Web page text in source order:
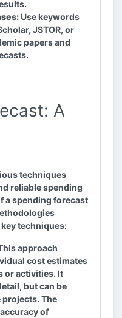
Use keywords
JSTOR, or
papers and
A
techniques
reliable spending
a spending forecast
techniques:
approach
cost estimates
or activities. It
but can be
The
of